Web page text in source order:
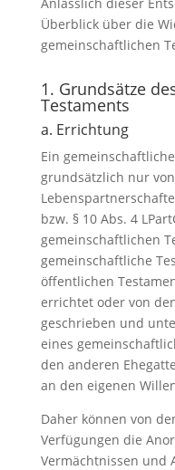
Überblick über die
gemeinschaftlichen
1. Grundsätze
Testaments
a. Errichtung
Ein
grundsätzlich nur
bzw. § 10 Abs. 4
gemeinschaftlichen
gemeinschaftliche
öffentlichen
errichtet oder von
geschrieben und
eines
den anderen
an den eigenen
Daher können von
Verfügungen die
Vermächtnissen und